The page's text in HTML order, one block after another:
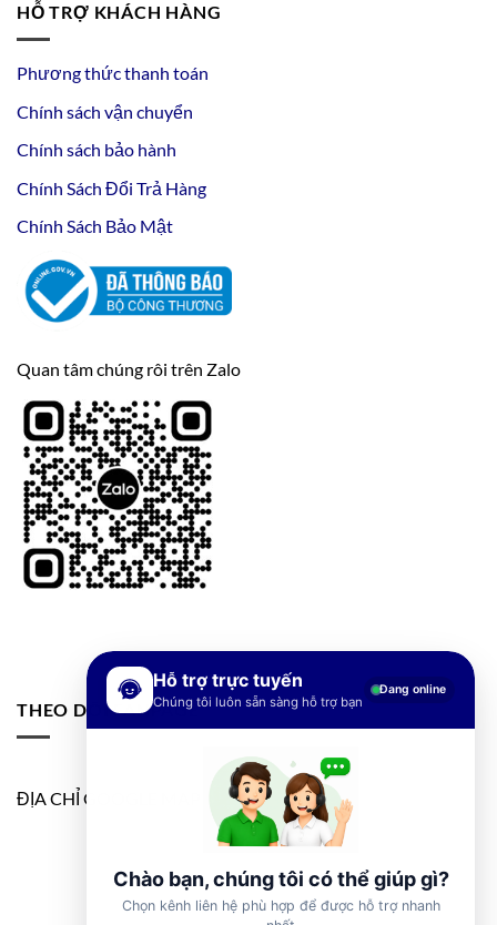
HỖ TRỢ KHÁCH HÀNG
Phương thức thanh toán
Chính sách vận chuyển
Chính sách bảo hành
Chính Sách Đổi Trả Hàng
Chính Sách Bảo Mật
Quan tâm chúng rôi trên Zalo
THEO DÕI FANPAGE
ĐỊA CHỈ GOOGLE MAP
Hỗ trợ trực tuyến
Chúng tôi luôn sẵn sàng hỗ trợ bạn
Đang online
Chào bạn, chúng tôi có thể giúp gì?
Chọn kênh liên hệ phù hợp để được hỗ trợ nhanh